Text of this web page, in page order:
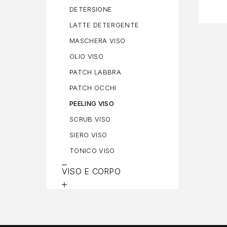
DETERSIONE
LATTE DETERGENTE
MASCHERA VISO
OLIO VISO
PATCH LABBRA
PATCH OCCHI
PEELING VISO
SCRUB VISO
SIERO VISO
TONICO VISO
VISO E CORPO